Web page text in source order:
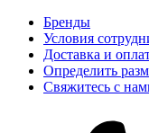
Бренды
Условия
Доставка и
Определить
Свяжитесь с